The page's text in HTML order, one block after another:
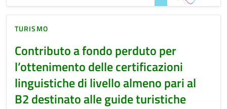
TURISMO
Contributo a fondo perduto per
l’ottenimento delle certificazioni
linguistiche di livello almeno pari al
B2 destinato alle guide turistiche